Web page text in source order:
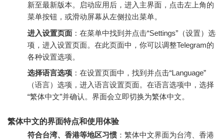
新至最新版本。启动应用后，进入主界面，点击左上角的
菜单按钮，或滑动屏幕从左侧拉出菜单。
进入设置页面 ：在菜单中找到并点击“Settings”（设置）选
项，进入设置页面。在此页面中，你可以调整Telegram的
各种设置选项。
选择语言选项 ：在设置页面中，找到并点击“Language”
（语言）选项，进入语言设置页面。在语言选项中，选择
“繁体中文”并确认。界面会立即切换为繁体中文。
繁体中文的界面特点和使用体验
符合台湾、香港等地区习惯 ：繁体中文界面为台湾、香港